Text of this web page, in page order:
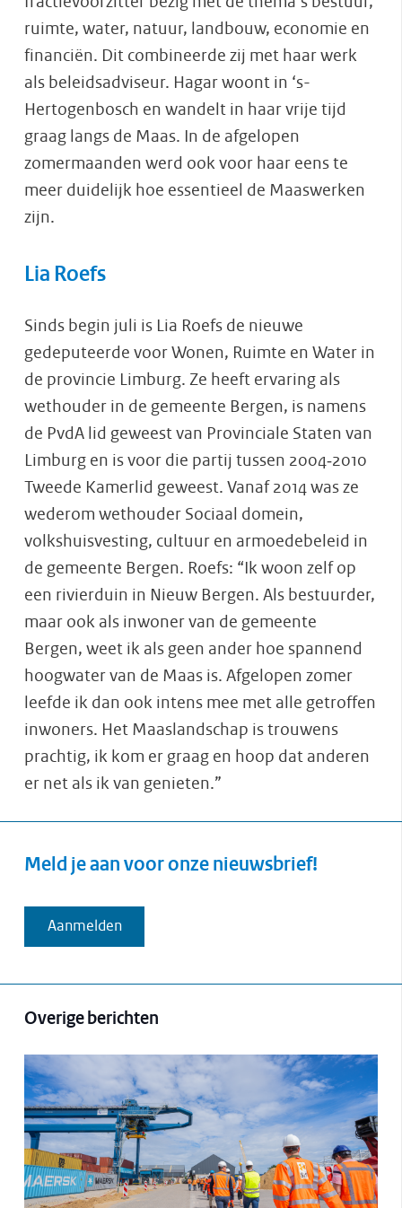
ruimte, water, natuur, landbouw, economie en
financiën. Dit combineerde zij met haar werk
als beleidsadviseur. Hagar woont in ‘s-
Hertogenbosch en wandelt in haar vrije tijd
graag langs de Maas. In de afgelopen
zomermaanden werd ook voor haar eens te
meer duidelijk hoe essentieel de Maaswerken
zijn.
Lia Roefs
Sinds begin juli is Lia Roefs de nieuwe
gedeputeerde voor Wonen, Ruimte en Water in
de provincie Limburg. Ze heeft ervaring als
wethouder in de gemeente Bergen, is namens
de PvdA lid geweest van Provinciale Staten van
Limburg en is voor die partij tussen 2004‐2010
Tweede Kamerlid geweest. Vanaf 2014 was ze
wederom wethouder Sociaal domein,
volkshuisvesting, cultuur en armoedebeleid in
de gemeente Bergen. Roefs: “Ik woon zelf op
een rivierduin in Nieuw Bergen. Als bestuurder,
maar ook als inwoner van de gemeente
Bergen, weet ik als geen ander hoe spannend
hoogwater van de Maas is. Afgelopen zomer
leefde ik dan ook intens mee met alle getroffen
inwoners. Het Maaslandschap is trouwens
prachtig, ik kom er graag en hoop dat anderen
er net als ik van genieten.”
Meld je aan voor onze nieuwsbrief!
Aanmelden
Overige berichten